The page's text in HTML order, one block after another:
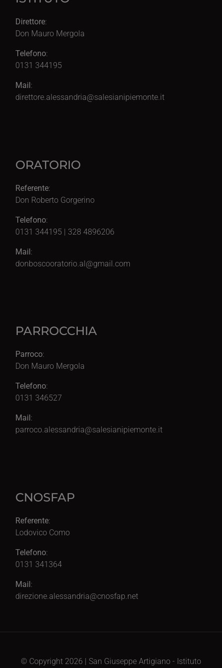
Direttore:
Don Mauro Mergola
Telefono:
0131 344195
Mail :
direttore.alessandria@salesianipiemonte.it
ORATORIO
Referente:
Don Roberto Gorgerino
Telefono:
0131 344195 | 328 4896206
Mail:
donboscooratorio.al@gmail.com
PARROCCHIA
Parroco:
Don Mauro Mergola
Telefono:
0131 346527
Mail :
parroco.alessandria@salesianipiemonte.it
CNOSFAP
Referente:
Lodovico Como
Telefono:
0131 341364
Mail:
direzione.alessandria@cnosfap.net
© Copyright 2026 | San Giuseppe Artigiano - Istituto